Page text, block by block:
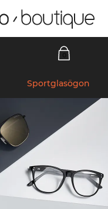
Sportglasögon